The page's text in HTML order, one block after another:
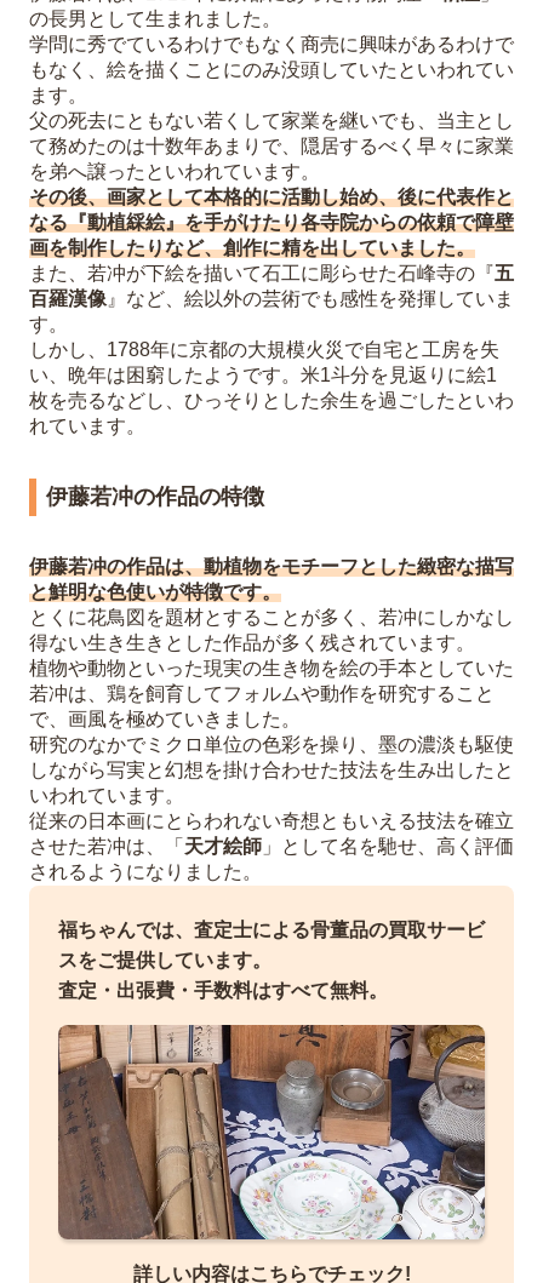
の長男として生まれました。
学問に秀でているわけでもなく商売に興味があるわけで
もなく、絵を描くことにのみ没頭していたといわれてい
ます。
父の死去にともない若くして家業を継いでも、当主とし
て務めたのは十数年あまりで、隠居するべく早々に家業
を弟へ譲ったといわれています。
その後、画家として本格的に活動し始め、後に代表作と
なる『動植綵絵』を手がけたり各寺院からの依頼で障壁
画を制作したりなど、創作に精を出していました。
また、若冲が下絵を描いて石工に彫らせた石峰寺の『五
百羅漢像 』など、絵以外の芸術でも感性を発揮していま
す。
しかし、1788年に京都の大規模火災で自宅と工房を失
い、晩年は困窮したようです。米1斗分を見返りに絵1
枚を売るなどし、ひっそりとした余生を過ごしたといわ
れています。
伊藤若冲の作品の特徴
伊藤若冲の作品は、動植物をモチーフとした緻密な描写
と鮮明な色使いが特徴です。
とくに花鳥図を題材とすることが多く、若冲にしかなし
得ない生き生きとした作品が多く残されています。
植物や動物といった現実の生き物を絵の手本としていた
若冲は、鶏を飼育してフォルムや動作を研究すること
で、画風を極めていきました。
研究のなかでミクロ単位の色彩を操り、墨の濃淡も駆使
しながら写実と幻想を掛け合わせた技法を生み出したと
いわれています。
従来の日本画にとらわれない奇想ともいえる技法を確立
させた若冲は、「 天才絵師 」として名を馳せ、高く評価
されるようになりました。
福ちゃんでは、査定士による骨董品の買取サービ
スをご提供しています。
査定・出張費・手数料はすべて無料。
詳しい内容はこちらでチェック!